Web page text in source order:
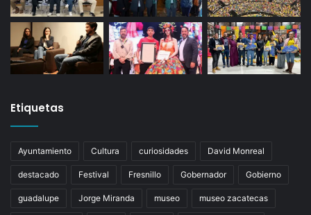
Etiquetas
Ayuntamiento Cultura curiosidades David Monreal
destacado Festival Fresnillo Gobernador Gobierno
guadalupe Jorge Miranda museo museo zacatecas